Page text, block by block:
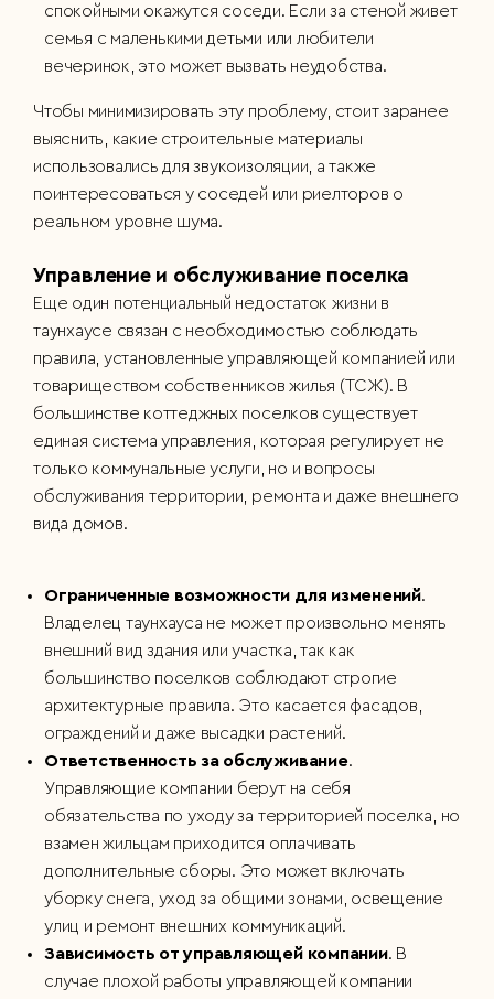
спокойными окажутся соседи. Если за стеной живет
семья с маленькими детьми или любители
вечеринок, это может вызвать неудобства.
Чтобы минимизировать эту проблему, стоит заранее
выяснить, какие строительные материалы
использовались для звукоизоляции, а также
поинтересоваться у соседей или риелторов о
реальном уровне шума.
Управление и обслуживание поселка
Еще один потенциальный недостаток жизни в
таунхаусе связан с необходимостью соблюдать
правила, установленные управляющей компанией или
товариществом собственников жилья (ТСЖ). В
большинстве коттеджных поселков существует
единая система управления, которая регулирует не
только коммунальные услуги, но и вопросы
обслуживания территории, ремонта и даже внешнего
вида домов.
Ограниченные возможности для изменений.
Владелец таунхауса не может произвольно менять
внешний вид здания или участка, так как
большинство поселков соблюдают строгие
архитектурные правила. Это касается фасадов,
ограждений и даже высадки растений.
Ответственность за обслуживание.
Управляющие компании берут на себя
обязательства по уходу за территорией поселка, но
взамен жильцам приходится оплачивать
дополнительные сборы. Это может включать
уборку снега, уход за общими зонами, освещение
улиц и ремонт внешних коммуникаций.
Зависимость от управляющей компании. В
случае плохой работы управляющей компании